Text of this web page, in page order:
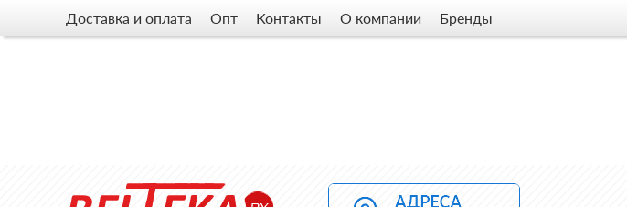
Доставка и оплата Опт Контакты О компании Бренды